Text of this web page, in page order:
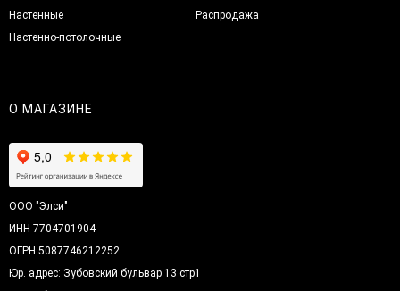
Настенные
Настенно-потолочные
Распродажа
О МАГАЗИНЕ
ООО "Элси"
ИНН 7704701904
ОГРН 5087746212252
Юр. адрес: Зубовский бульвар 13 стр1